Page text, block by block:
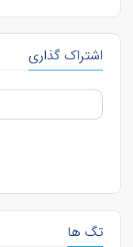
اشتراک گذاری
تگ ها